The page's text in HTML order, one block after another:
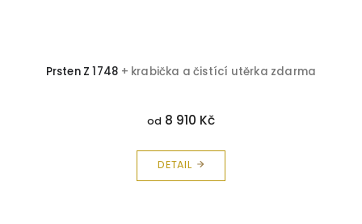
Prsten Z 1748 + krabička a čistící utěrka zdarma
od 8 910 Kč
DETAIL